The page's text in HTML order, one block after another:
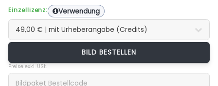
Einzellizenz: Verwendung
BILD BESTELLEN
Preise exkl. USt.